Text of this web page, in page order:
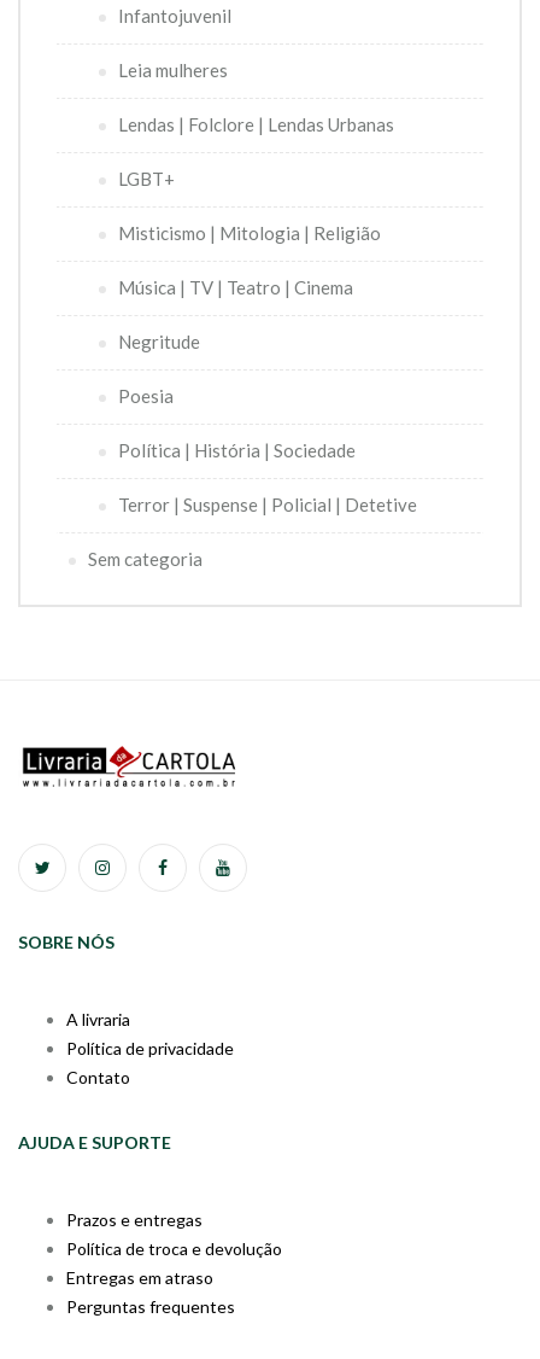
Infantojuvenil
Leia mulheres
Lendas | Folclore | Lendas Urbanas
LGBT+
Misticismo | Mitologia | Religião
Música | TV | Teatro | Cinema
Negritude
Poesia
Política | História | Sociedade
Terror | Suspense | Policial | Detetive
Sem categoria
SOBRE NÓS
A livraria
Política de privacidade
Contato
AJUDA E SUPORTE
Prazos e entregas
Política de troca e devolução
Entregas em atraso
Perguntas frequentes